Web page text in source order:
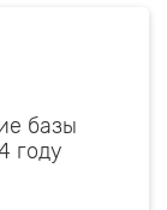
базы
году